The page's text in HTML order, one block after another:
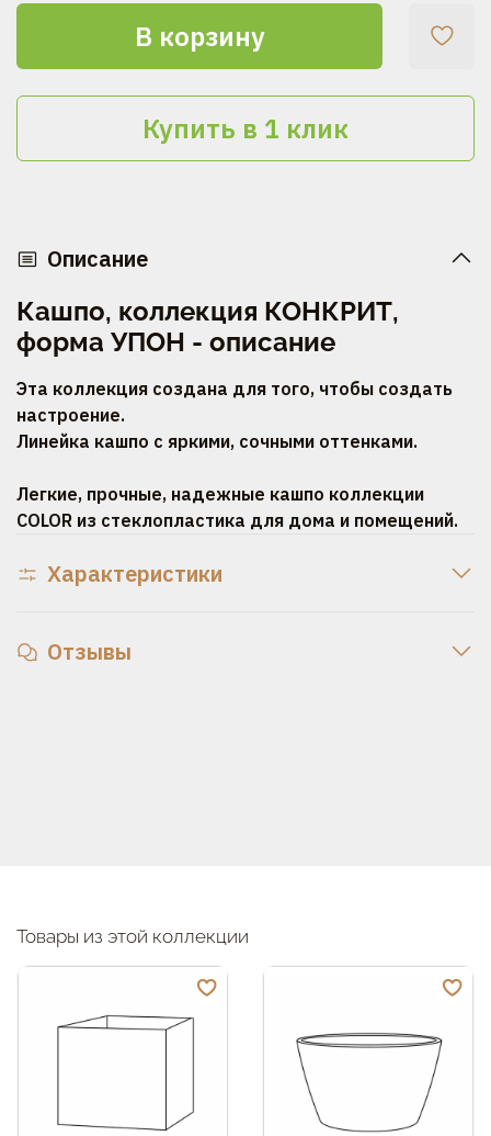
В корзину
Купить в 1 клик
Описание
Кашпо, коллекция КОНКРИТ,
форма УПОН - описание
Эта коллекция создана для того, чтобы создать
настроение.
Линейка кашпо с яркими, сочными оттенками.
Легкие, прочные, надежные кашпо коллекции
COLOR из стеклопластика для дома и помещений.
Характеристики
Отзывы
Товары из этой коллекции